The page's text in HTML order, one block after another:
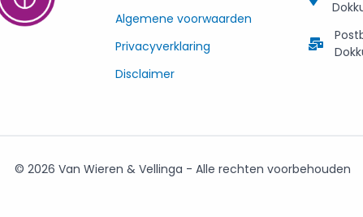
Algemene voorwaarden
Privacyverklaring
Disclaimer
© 2026 Van Wieren & Vellinga - Alle rechten voorbehouden